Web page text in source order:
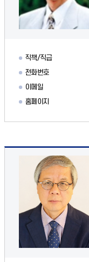
직책/직급
전화번호
이메일
홈페이지